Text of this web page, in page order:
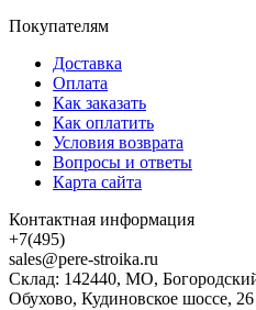
Покупателям
Доставка
Оплата
Как заказать
Как оплатить
Условия возврата
Вопросы и ответы
Карта сайта
Контактная информация
+7(495)
sales@pere-stroika.ru
Склад: 142440, МО,
Обухово, Кудиновское шоссе, 26